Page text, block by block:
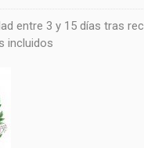
entre 3 y 15 días tras
incluidos